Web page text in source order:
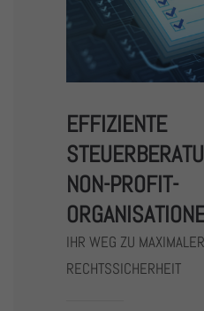
EFFIZIENTE
NON-PROFIT-
IHR WEG ZU
RECHTSSICHERHEIT